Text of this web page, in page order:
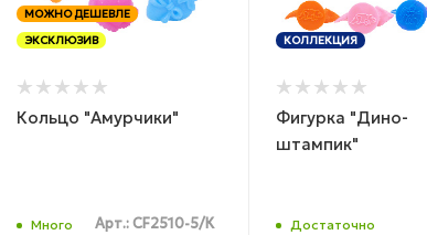
МОЖНО ДЕШЕВЛЕ
ЭКСКЛЮЗИВ
Кольцо "Амурчики"
Много Арт.: CF2510-5/К
КОЛЛЕКЦИЯ
Фигурка "Дино-
штампик"
Достаточно